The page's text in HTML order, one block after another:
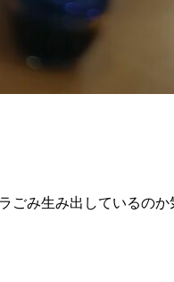
ごみ生み出しているのか